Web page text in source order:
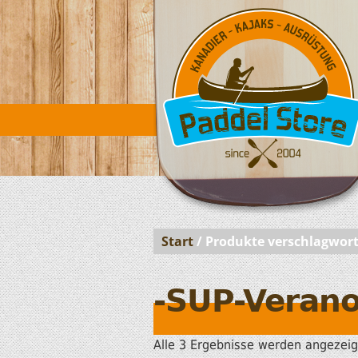
Start/ Produkte
-SUP-
Alle 3 Ergebnisse werden